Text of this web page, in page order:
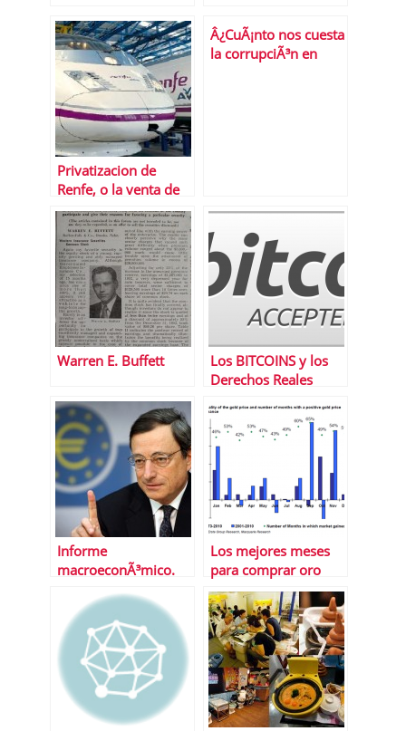
Privatizacion de
Renfe, o la venta de
las joyas de la abuela
Â¿CuÃ¡nto nos cuesta
la corrupciÃ³n en
Warren E. Buffett
Los BITCOINS y los
Derechos Reales
Informe
macroeconÃ³mico.
de 2014
Los mejores meses
para comprar oro